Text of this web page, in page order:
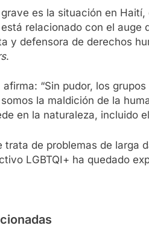
es la situación en
relacionado con el auge
y defensora de derechos
.
“Sin pudor, los
la maldición de la
en la naturaleza, incluido
trata de problemas de larga
LGBTQI+ ha quedado